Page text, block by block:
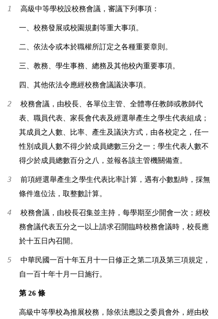
1 高級中等學校設校務會議，審議下列事項：
一、校務發展或校園規劃等重大事項。
二、依法令或本於職權所訂定之各種重要章則。
三、教務、學生事務、總務及其他校內重要事項。
四、其他依法令應經校務會議議決事項。
2 校務會議，由校長、各單位主管、全體專任教師或教師代
表、職員代表、家長會代表及經選舉產生之學生代表組成；
其成員之人數、比率、產生及議決方式，由各校定之，任一
性別成員人數不得少於成員總數三分之一；學生代表人數不
得少於成員總數百分之八，並報各該主管機關備查。
3 前項經選舉產生之學生代表比率計算，遇有小數點時，採無
條件進位法，取整數計算。
4 校務會議，由校長召集並主持，每學期至少開會一次；經校
務會議代表五分之一以上請求召開臨時校務會議時，校長應
於十五日內召開。
5 中華民國一百十年五月十一日修正之第二項及第三項規定，
自一百十年十月一日施行。
第 26 條
高級中等學校為推展校務，除依法應設之委員會外，經由校